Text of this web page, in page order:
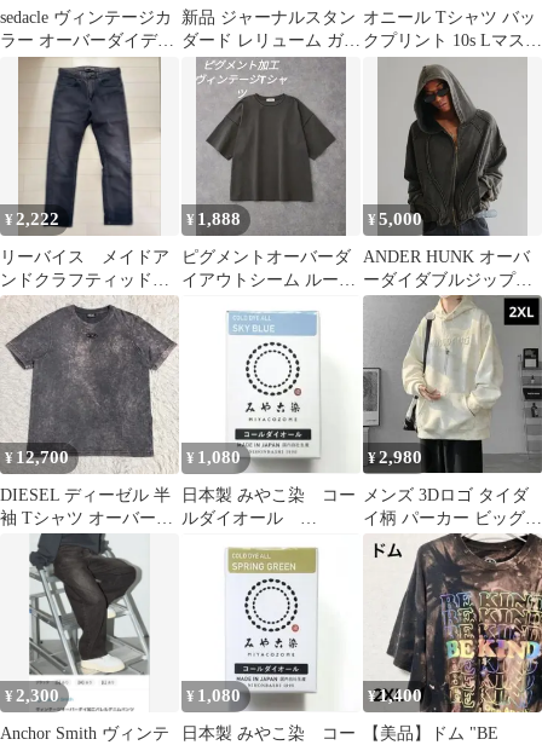
sedacle ヴィンテージカ
ラー オーバーダイデニ
ム ブラック M
新品 ジャーナルスタン
ダード レリューム ガー
メントダイ ビッグワッ
フルパーカー
オニール Tシャツ バッ
クプリント 10s Lマスタ
ード オーバーサイズ 古
¥ 2,222
リーバイス メイドア
ンドクラフティッド
オーバーダイタックス
リム
¥ 1,888
ピグメントオーバーダ
イアウトシーム ルーズ
ヴィンテージ
¥5,000
ANDER HUNK オーバ
ーダイダブルジップア
ップパーカー
¥ 12,700
DIESEL ディーゼル 半
袖 Tシャツ オーバーダ
イ加工 オーバルD Lサ
イズ
¥ 1,080
日本製 みやこ染 コー
ルダイオール
ー 1個
¥2,980
メンズ 3Dロゴ タイダ
イ柄 パーカー ビッグシ
ルエット アイボリー
2XL
¥ 2,300
Anchor Smith ヴィンテ
¥ 1,080
日本製 みやこ染 コー
¥1,400
【美品】ドム "BE